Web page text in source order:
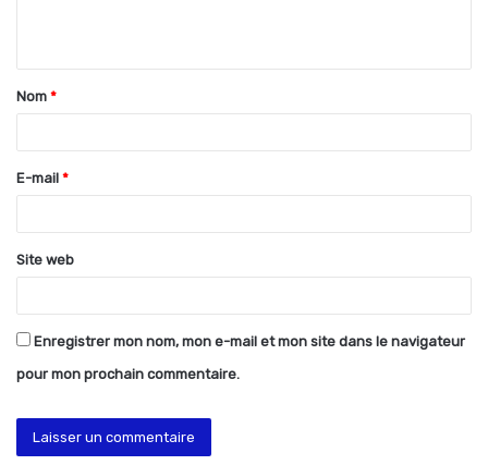
t
a
e
*
Nom *
E-mail *
Site web
Enregistrer mon nom, mon e-mail et mon site dans le navigateur
pour mon prochain commentaire.